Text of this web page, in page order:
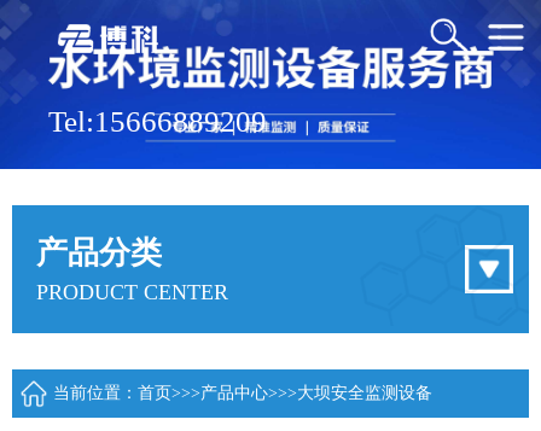
Tel:15666889209
产品分类
PRODUCT CENTER
当前位置： 首页>>>产品中心>>>大坝安全监测设备